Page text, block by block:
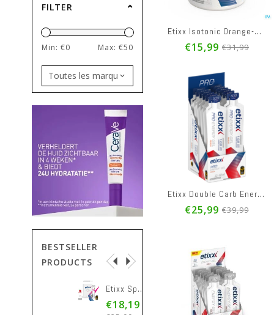
FILTER
Min: €0 Max: €50
BESTSELLER
PRODUCTS
Etixx Sport Hydro Tabs 3x15t
€18,19
Etixx Double Carb Energy Gel Prol.blueberry12x60ml
€26,49
Etixx Isotonic Orange-mango 1000g
€15,99 €31,99
Etixx Double Carb Energy Gel Proline Peach 12x60ml
€25,99 €39,99